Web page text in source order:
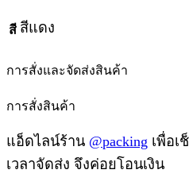
สี สีแดง
การสั่งและจัดส่งสินค้า
การสั่งสินค้า
แอ็ดไลน์ร้าน @packing เพื่อ
เวลาจัดส่ง จึงค่อยโอนเงิน